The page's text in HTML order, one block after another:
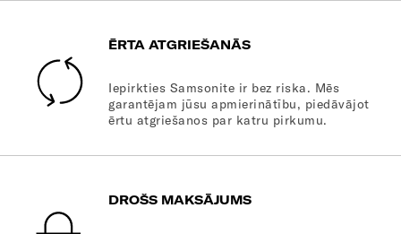
ĒRTA ATGRIEŠANĀS
Iepirkties Samsonite ir bez riska. Mēs
garantējam jūsu apmierinātību, piedāvājot
ērtu atgriešanos par katru pirkumu.
DROŠS MAKSĀJUMS